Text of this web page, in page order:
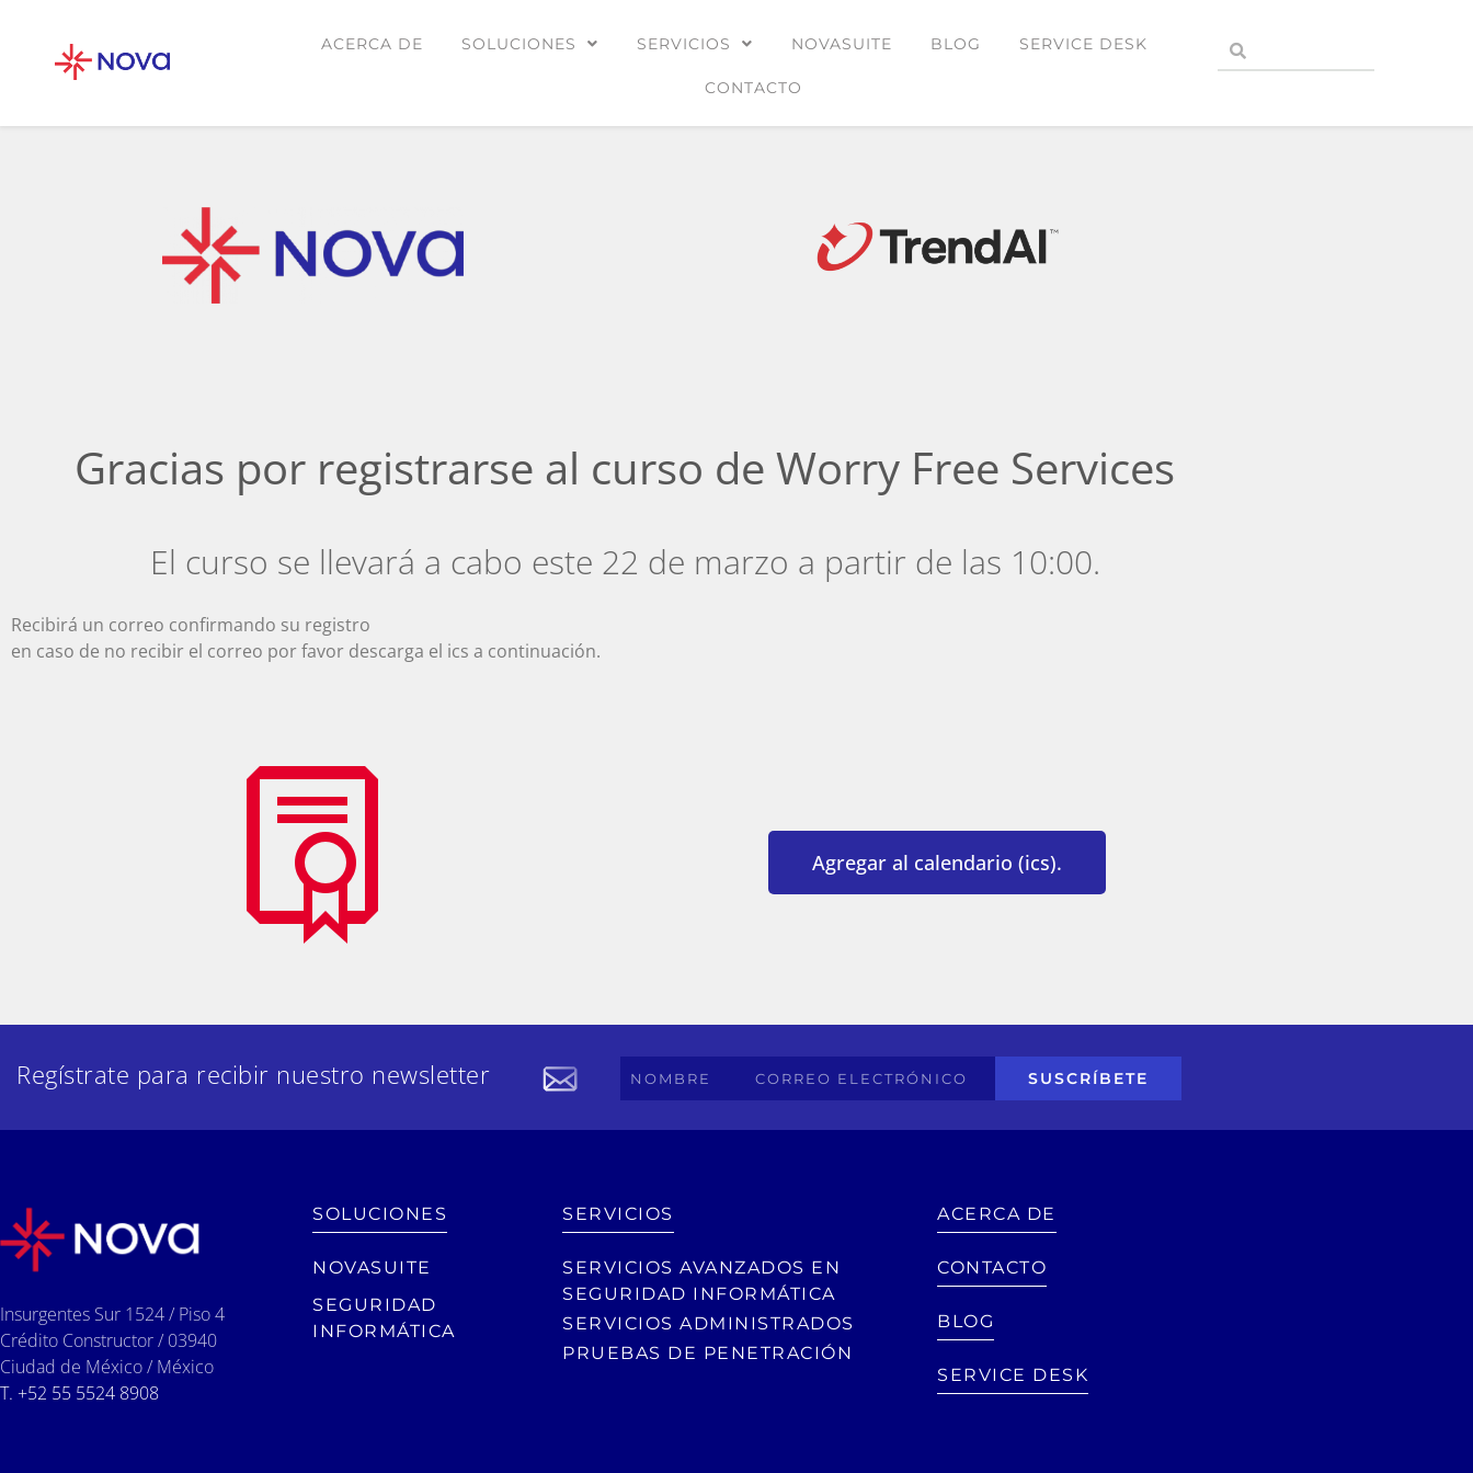
ACERCA DE SOLUCIONES SERVICIOS NOVASUITE BLOG SERVICE DESK
CONTACTO
Gracias por registrarse al curso de Worry Free Services
El curso se llevará a cabo este 22 de marzo a partir de las 10:00.
Recibirá un correo confirmando su registro
en caso de no recibir el correo por favor descarga el ics a continuación.
Agregar al calendario (ics).
Regístrate para recibir nuestro newsletter SUSCRÍBETE
Insurgentes Sur 1524 / Piso 4
Crédito Constructor / 03940
Ciudad de México / México
T. +52 55 5524 8908
SOLUCIONES
NOVASUITE
SEGURIDAD
INFORMÁTICA
SERVICIOS
SERVICIOS AVANZADOS EN
SEGURIDAD INFORMÁTICA
SERVICIOS ADMINISTRADOS
PRUEBAS DE PENETRACIÓN
ACERCA DE
CONTACTO
BLOG
SERVICE DESK